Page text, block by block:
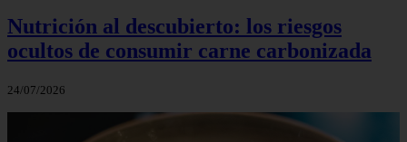
Nutrición al descubierto: los riesgos
ocultos de consumir carne carbonizada
24/07/2026